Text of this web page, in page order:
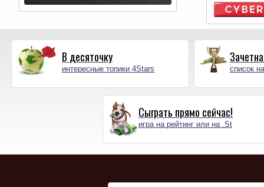
В десяточку
интересные топики 4Stars список
Сыграть прямо сейчас!
игра на рейтинг или на .St